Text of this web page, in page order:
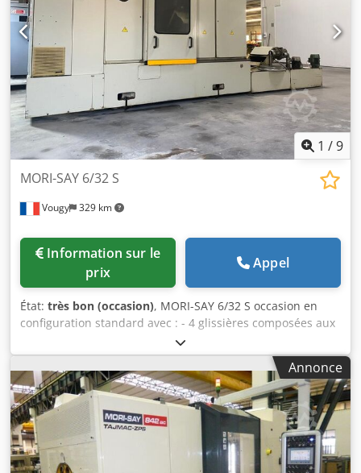
1 /9
Vougy 329 km
MORI-SAY 6/32 S
prix
Appel
État: très bon (occasion), MORI-SAY 6/32 S occasion en
configuration standard avec : - 4 glissières composées aux
stations 1-2-4-5 avec mouvement indépendant - SIEMENS
modèle S5 Moteurs Simodrive pour les conditions de
vitesse d'alimentation Convoyeur de copeaux : Réservoir
amovible avec convoyeur à copeaux Pick-up : Pick-up
synchrone Frein de pick-up Glissière hydraulique pour
l'usinage arrière Autres accessoires et accessoires
spéciaux sur demande Dwsdpfx Aemhfxmsclea
Annonce